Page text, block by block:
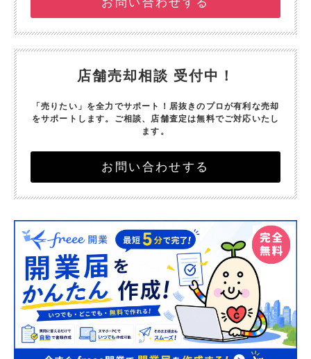
店舗売却相談 受付中！
「売りたい」を全力でサポート！ 居抜きのプロが有利な売却
をサポートします。 ご相談、店舗査定は無料でご対応いたし
ます。
お問い合わせする